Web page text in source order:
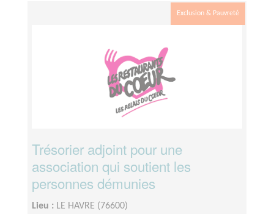
Exclusion & Pauvreté
Trésorier adjoint pour une
association qui soutient les
personnes démunies
Lieu : LE HAVRE (76600)